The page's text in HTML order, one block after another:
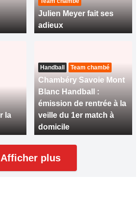
Julien Meyer fait ses
adieux
la
Handball Team chambé
Chambéry Savoie Mont
Blanc Handball :
émission de rentrée à la
veille du 1er match à
domicile
Afficher plus